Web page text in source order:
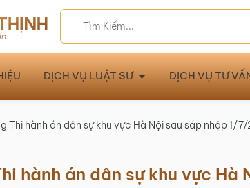
DỊCH VỤ LUẬT SƯ DỊCH VỤ TƯ
Thi hành án dân sự khu vực Hà Nội sau sáp nhập 1/
hành án dân sự khu vực Hà